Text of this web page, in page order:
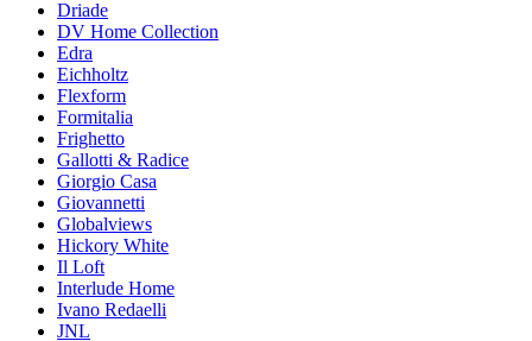
Driade
DV Home Collection
Edra
Eichholtz
Flexform
Formitalia
Frighetto
Gallotti & Radice
Giorgio Casa
Giovannetti
Globalviews
Hickory White
Il Loft
Interlude Home
Ivano Redaelli
JNL